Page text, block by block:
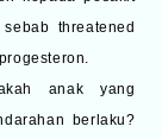
threatened
anak yang
berlaku?